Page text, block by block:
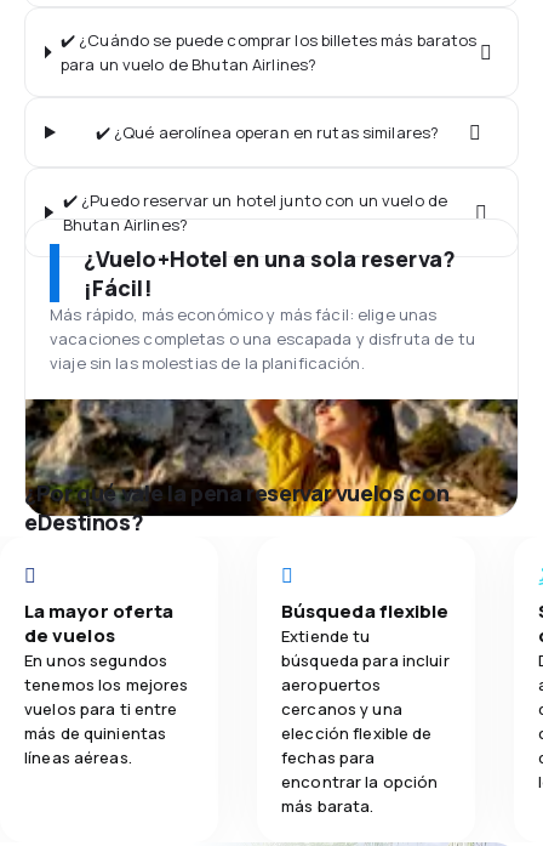
✔️ ¿Cuándo se puede comprar los billetes más baratos
para un vuelo de Bhutan Airlines?
✔️ ¿Qué aerolínea operan en rutas similares?
✔️ ¿Puedo reservar un hotel junto con un vuelo de
Bhutan Airlines?
¿Vuelo+Hotel en una sola reserva?
¡Fácil!
Más rápido, más económico y más fácil: elige unas
vacaciones completas o una escapada y disfruta de tu
viaje sin las molestias de la planificación.
¿Por qué vale la pena reservar vuelos con
eDestinos?
La mayor oferta
de vuelos
En unos segundos
tenemos los mejores
vuelos para ti entre
más de quinientas
líneas aéreas.
Búsqueda flexible
Extiende tu
búsqueda para incluir
aeropuertos
cercanos y una
elección flexible de
fechas para
encontrar la opción
más barata.